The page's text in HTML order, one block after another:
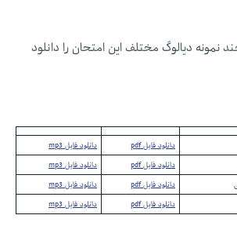
نمونه دیالوگ مختلف این امتحان را دانلود
دانلود فایل pdf دانلود فایل mp3
دانلود فایل pdf دانلود فایل mp3
دانلود فایل pdf دانلود فایل mp3
دانلود فایل pdf دانلود فایل mp3